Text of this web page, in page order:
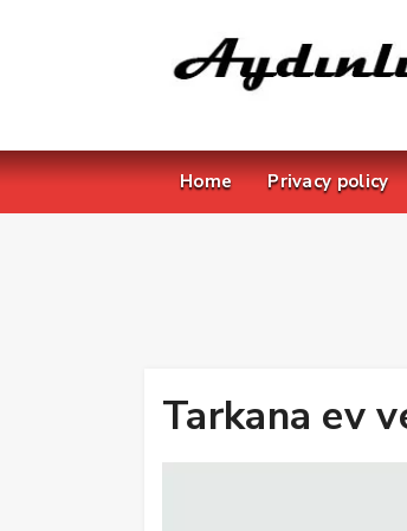
Home Privacy policy
Tarkana ev